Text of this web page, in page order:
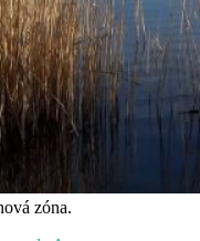
zóna.